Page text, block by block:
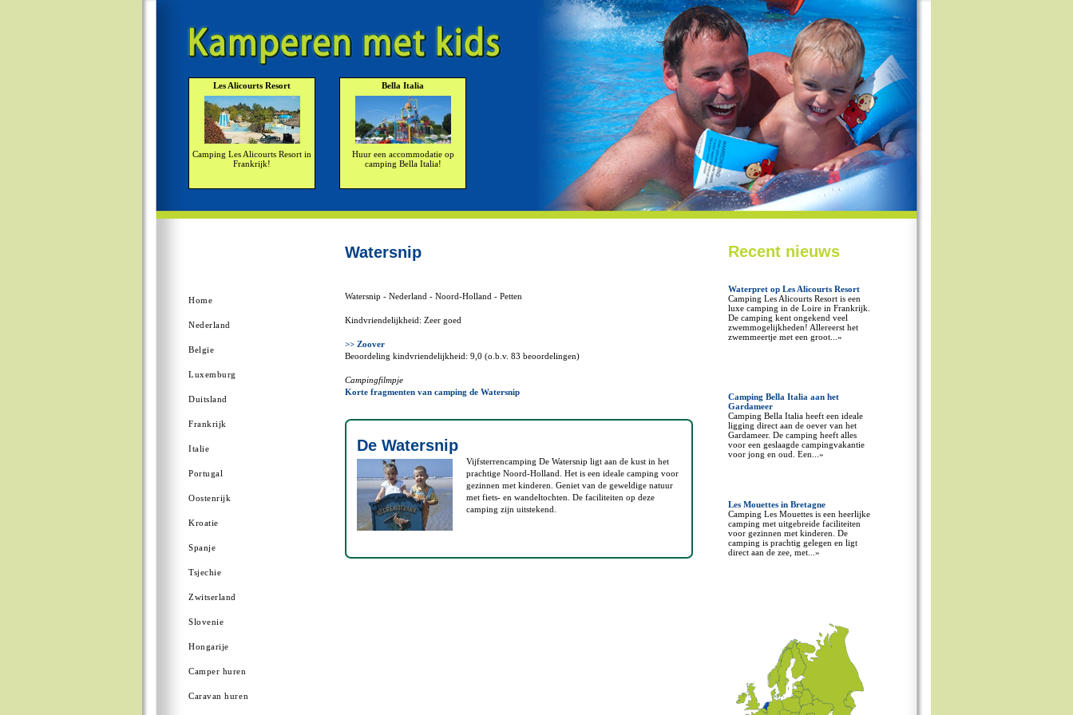
Les Alicourts Resort
Camping Les Alicourts Resort in
Frankrijk!
Bella Italia
Huur een accommodatie op
camping Bella Italia!
Home
Nederland
Belgie
Luxemburg
Duitsland
Frankrijk
Italie
Portugal
Oostenrijk
Kroatie
Spanje
Tsjechie
Zwitserland
Slovenie
Hongarije
Camper huren
Caravan huren
Watersnip
Watersnip - Nederland - Noord-Holland - Petten
Kindvriendelijkheid: Zeer goed
>> Zoover
Beoordeling kindvriendelijkheid: 9,0 (o.b.v. 83 beoordelingen)
Campingfilmpje
Korte fragmenten van camping de Watersnip
De Watersnip
Vijfsterrencamping De Watersnip ligt aan de kust in het
prachtige Noord-Holland. Het is een ideale camping voor
gezinnen met kinderen. Geniet van de geweldige natuur
met fiets- en wandeltochten. De faciliteiten op deze
camping zijn uitstekend.
Recent nieuws
Waterpret op Les Alicourts Resort
Camping Les Alicourts Resort is een
luxe camping in de Loire in Frankrijk.
De camping kent ongekend veel
zwemmogelijkheden! Allereerst het
zwemmeertje met een groot...»
Camping Bella Italia aan het
Gardameer
Camping Bella Italia heeft een ideale
ligging direct aan de oever van het
Gardameer. De camping heeft alles
voor een geslaagde campingvakantie
voor jong en oud. Een...»
Les Mouettes in Bretagne
Camping Les Mouettes is een heerlijke
camping met uitgebreide faciliteiten
voor gezinnen met kinderen. De
camping is prachtig gelegen en ligt
direct aan de zee, met...»